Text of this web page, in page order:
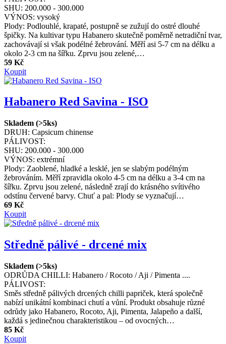
SHU: 200.000 - 300.000
VÝNOS: vysoký
Plody: Podlouhlé, krapaté, postupně se zužují do ostré dlouhé
špičky. Na kultivar typu Habanero skutečně poměrně netradiční tvar,
zachovávají si však podélné žebrování. Měří asi 5-7 cm na délku a
okolo 2-3 cm na šířku. Zprvu jsou zelené,…
59 Kč
Koupit
Habanero Red Savina - ISO
Skladem (>5ks)
DRUH: Capsicum chinense
PÁLIVOST:
SHU: 200.000 - 300.000
VÝNOS: extrémní
Plody: Zaoblené, hladké a lesklé, jen se slabým podélným
žebrováním. Měří zpravidla okolo 4-5 cm na délku a 3-4 cm na
šířku. Zprvu jsou zelené, následně zrají do krásného svítivého
odstínu červené barvy. Chuť a pal: Plody se vyznačují…
69 Kč
Koupit
Středně pálivé - drcené mix
Skladem (>5ks)
ODRŮDA CHILLI: Habanero / Rocoto / Aji / Pimenta ....
PÁLIVOST:
Směs středně pálivých drcených chilli papriček, která společně
nabízí unikátní kombinaci chutí a vůní. Produkt obsahuje různé
odrůdy jako Habanero, Rocoto, Aji, Pimenta, Jalapeño a další,
každá s jedinečnou charakteristikou – od ovocných…
85 Kč
Koupit